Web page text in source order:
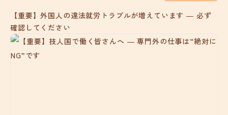
【重要】外国人の違法就労トラブルが増えています ― 必ず
確認してください